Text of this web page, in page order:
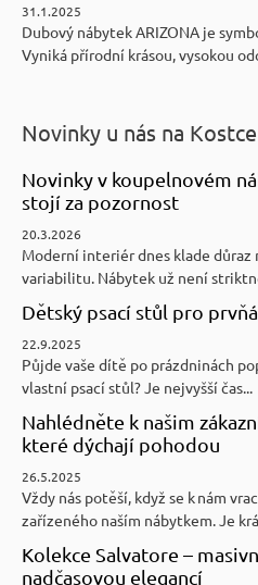
31.1.2025
Dubový nábytek ARIZONA je
Vyniká přírodní krásou, vysokou
Novinky u nás na Kostce
Novinky v koupelnovém
stojí za pozornost
20.3.2026
Moderní interiér dnes klade
variabilitu. Nábytek už není
Dětský psací stůl pro
22.9.2025
Půjde vaše dítě po prázdninách
vlastní psací stůl? Je nejvyšší čas...
Nahlédněte k našim
které dýchají pohodou
26.5.2025
Vždy nás potěší, když se k nám
zařízeného naším nábytkem. Je
Kolekce Salvatore –
nadčasovou elegancí